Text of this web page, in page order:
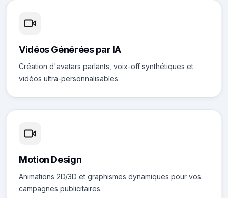
Vidéos Générées par IA
Création d'avatars parlants, voix-off synthétiques et
vidéos ultra-personnalisables.
Motion Design
Animations 2D/3D et graphismes dynamiques pour vos
campagnes publicitaires.